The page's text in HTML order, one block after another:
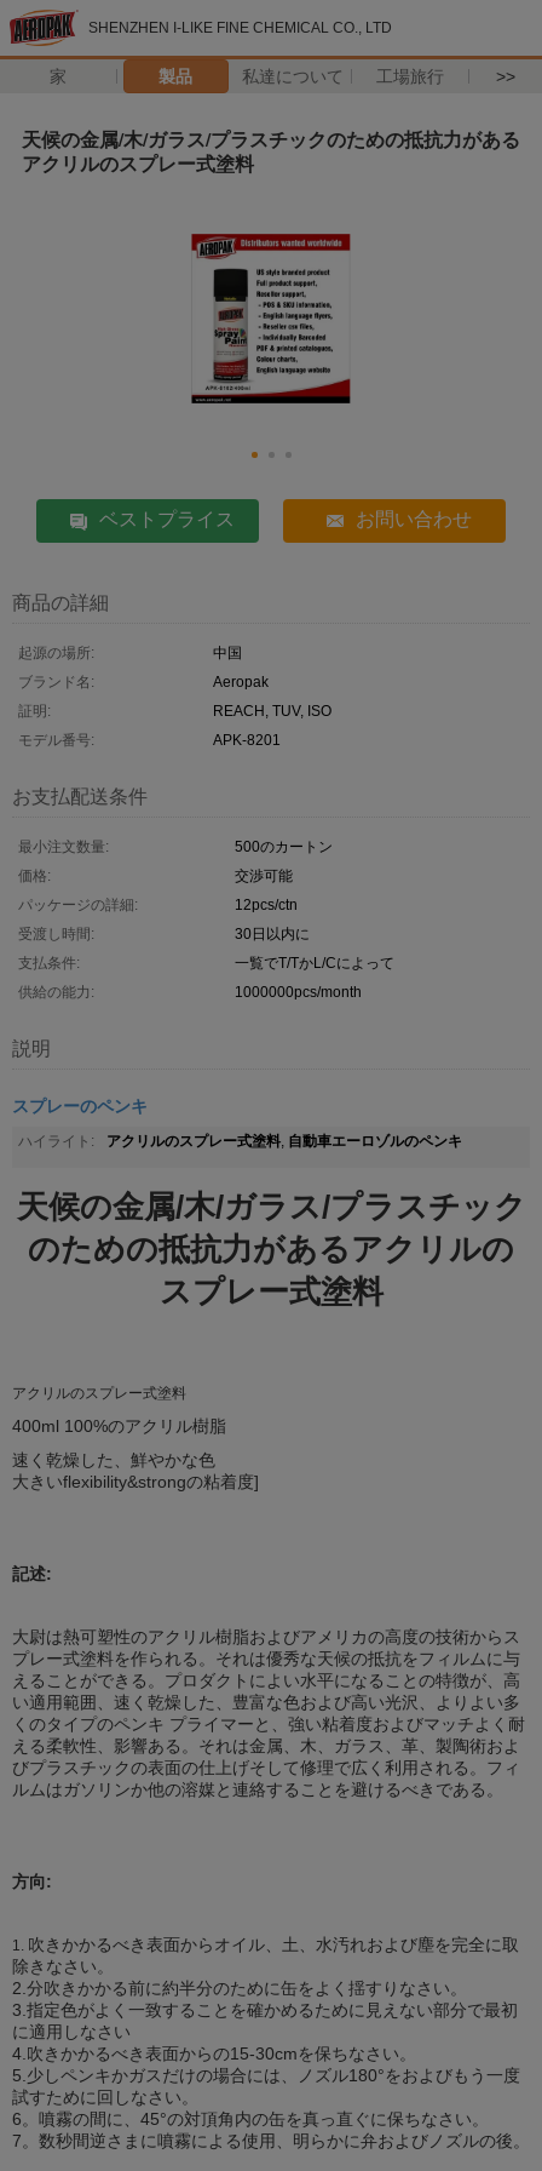
SHENZHEN I-LIKE FINE CHEMICAL CO., LTD
家 製品 私達について 工場旅行 >>
天候の金属/木/ガラス/プラスチックのための抵抗力がある
アクリルのスプレー式塗料
ベストプライス お問い合わせ
商品の詳細
起源の場所:
中国
ブランド名:
Aeropak
証明:
REACH, TUV, ISO
モデル番号:
APK-8201
お支払配送条件
最小注文数量:
500のカートン
価格:
交渉可能
パッケージの詳細:
12pcs/ctn
受渡し時間:
30日以内に
支払条件:
一覧でT/TかL/Cによって
供給の能力:
1000000pcs/month
説明
スプレーのペンキ
ハイライト: アクリルのスプレー式塗料, 自動車エーロゾルのペンキ
天候の金属/木/ガラス/プラスチック
のための抵抗力があるアクリルの
スプレー式塗料
アクリルのスプレー式塗料
400ml 100%のアクリル樹脂
速く乾燥した、鮮やかな色
大きいflexibility&strongの粘着度]
記述:
大尉は熱可塑性のアクリル樹脂およびアメリカの高度の技術からス
プレー式塗料を作られる。それは優秀な天候の抵抗をフィルムに与
えることができる。プロダクトによい水平になることの特徴が、高
い適用範囲、速く乾燥した、豊富な色および高い光沢、よりよい多
くのタイプのペンキ プライマーと、強い粘着度およびマッチよく耐
える柔軟性、影響ある。それは金属、木、ガラス、革、製陶術およ
びプラスチックの表面の仕上げそして修理で広く利用される。フィ
ルムはガソリンか他の溶媒と連絡することを避けるべきである。
方向:
1. 吹きかかるべき表面からオイル、土、水汚れおよび塵を完全に取
除きなさい。
2.分吹きかかる前に約半分のために缶をよく揺すりなさい。
3.指定色がよく一致することを確かめるために見えない部分で最初
に適用しなさい
4.吹きかかるべき表面からの15-30cmを保ちなさい。
5.少しペンキかガスだけの場合には、ノズル180°をおよびもう一度
試すために回しなさい。
6。噴霧の間に、45°の対頂角内の缶を真っ直ぐに保ちなさい。
7。数秒間逆さまに噴霧による使用、明らかに弁およびノズルの後。